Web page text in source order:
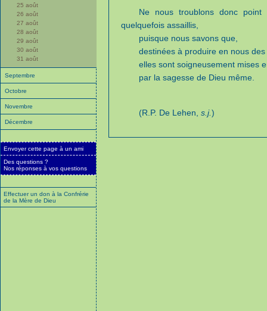
25 août
26 août
27 août
28 août
29 août
30 août
31 août
Septembre
Octobre
Novembre
Décembre
Envoyer cette page à un ami
Des questions ?
Nos réponses à vos questions
Effectuer un don à la Confrérie
de la Mère de Dieu
Ne nous troublons donc
quelquefois assaillis,
puisque nous savons que,
destinées à produire en nous
elles sont soigneusement mises
par la sagesse de Dieu même.
(R.P. De Lehen, s.j.)